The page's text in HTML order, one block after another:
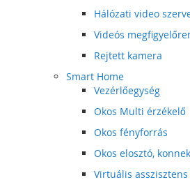
Hálózati video
Videós
Rejtett kamera
Smart Home
Vezérlőegység
Okos Multi érzékelő
Okos fényforrás
Okos elosztó,
Virtuális asszisztens